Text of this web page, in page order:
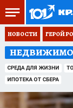
НОВОСТИ ГЕРОЙ
СРЕДА ДЛЯ ЖИЗНИ
ИПОТЕКА ОТ СБЕРА